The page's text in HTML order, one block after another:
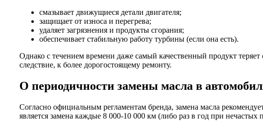
смазывает движущиеся детали двигателя;
защищает от износа и перегрева;
удаляет загрязнения и продукты сгорания;
обеспечивает стабильную работу турбины (если она есть).
Однако с течением времени даже самый качественный продукт
следствие, к более дорогостоящему ремонту.
О периодичности замены масла в
Согласно официальным регламентам бренда, замена масла
является замена каждые 8 000-10 000 км (либо раз в год при нечастых